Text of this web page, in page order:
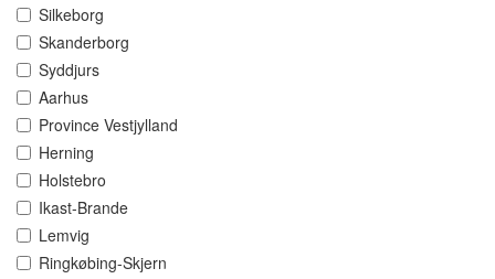
Silkeborg
Skanderborg
Syddjurs
Aarhus
Province Vestjylland
Herning
Holstebro
Ikast-Brande
Lemvig
Ringkøbing-Skjern